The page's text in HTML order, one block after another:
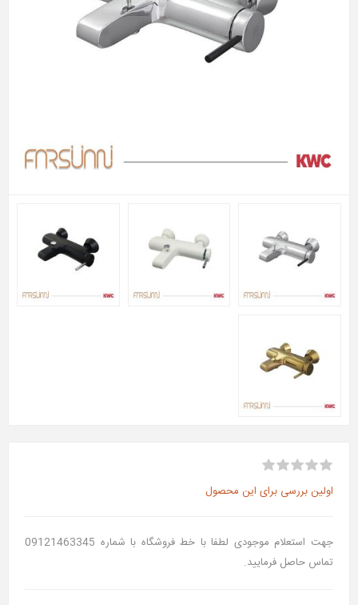
اولین بررسی برای این محصول
جهت استعلام موجودی لطفا با خط فروشگاه با شماره 09121463345
تماس حاصل فرمایید.